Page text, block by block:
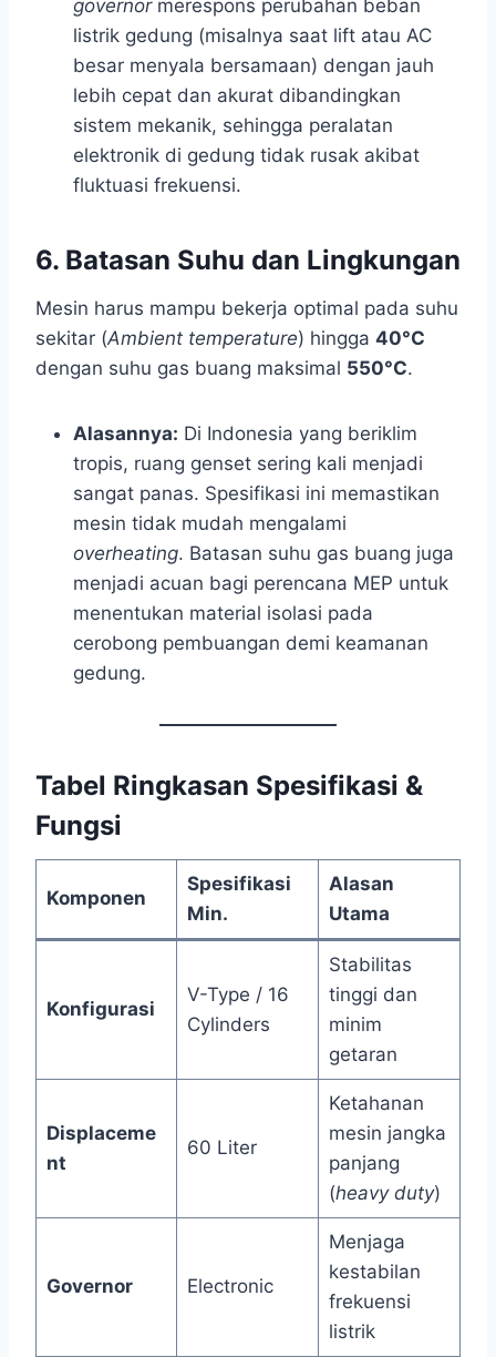
governormerespons perubahan beban
listrik gedung (misalnya saat lift atau AC
besar menyala bersamaan) dengan jauh
lebih cepat dan akurat dibandingkan
sistem mekanik, sehingga peralatan
elektronik di gedung tidak rusak akibat
fluktuasi frekuensi.
6. Batasan Suhu dan Lingkungan
Mesin harus mampu bekerja optimal pada suhu
sekitar (Ambient temperature) hingga 40°C
dengan suhu gas buang maksimal 550°C.
Alasannya: Di Indonesia yang beriklim
tropis, ruang genset sering kali menjadi
sangat panas. Spesifikasi ini memastikan
mesin tidak mudah mengalami
overheating. Batasan suhu gas buang juga
menjadi acuan bagi perencana MEP untuk
menentukan material isolasi pada
cerobong pembuangan demi keamanan
gedung.
Tabel Ringkasan Spesifikasi &
Fungsi
Komponen
Spesifikasi
Min.
Alasan
Utama
Konfigurasi
V-Type / 16
Cylinders
Stabilitas
tinggi dan
minim
getaran
Displaceme
nt
60 Liter
Ketahanan
mesin jangka
panjang
(heavy duty)
Governor Electronic
Menjaga
kestabilan
frekuensi
listrik